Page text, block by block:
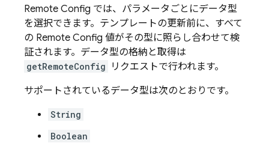
Remote Config では、パラメータごとにデータ型
を選択できます。テンプレートの更新前に、すべて
の Remote Config 値がその型に照らし合わせて検
証されます。データ型の格納と取得は
getRemoteConfig
リクエストで行われます。
サポートされているデータ型は次のとおりです。
String
Boolean